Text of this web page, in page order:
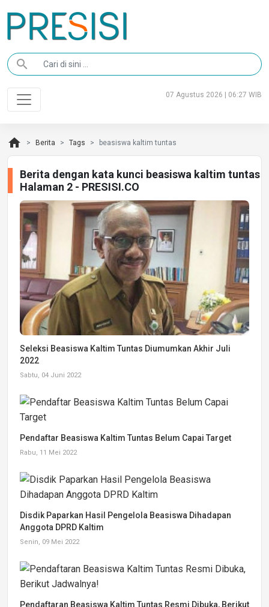
search
07 Agustus 2026 | 06:27 WIB
home Berita Tags beasiswa kaltim tuntas
Berita dengan kata kunci beasiswa kaltim tuntas
Halaman 2 - PRESISI.CO
Seleksi Beasiswa Kaltim Tuntas Diumumkan Akhir Juli
2022
Sabtu, 04 Juni 2022
Pendaftar Beasiswa Kaltim Tuntas Belum Capai Target
Rabu, 11 Mei 2022
Disdik Paparkan Hasil Pengelola Beasiswa Dihadapan
Anggota DPRD Kaltim
Senin, 09 Mei 2022
Pendaftaran Beasiswa Kaltim Tuntas Resmi Dibuka, Berikut